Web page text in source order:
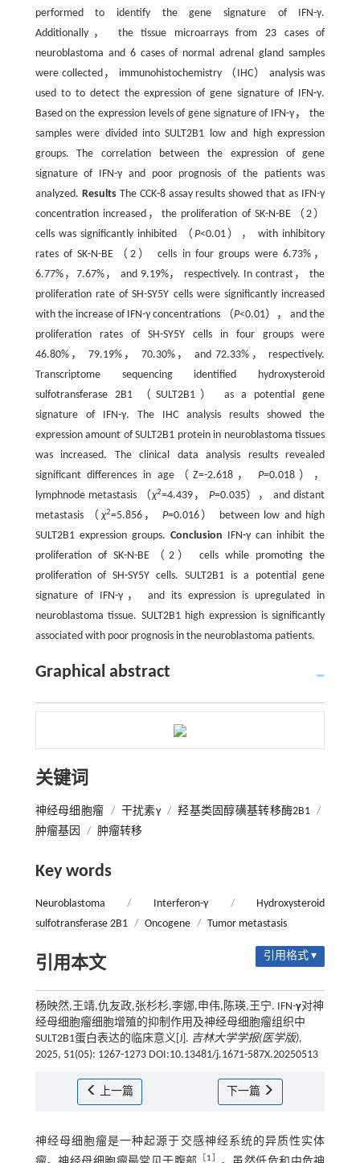
performed to identify the gene signature of IFN-γ.
Additionally， the tissue microarrays from 23 cases of
neuroblastoma and 6 cases of normal adrenal gland samples
were collected， immunohistochemistry （IHC） analysis was
used to to detect the expression of gene signature of IFN-γ.
Based on the expression levels of gene signature of IFN-γ， the
samples were divided into SULT2B1 low and high expression
groups. The correlation between the expression of gene
signature of IFN-γ and poor prognosis of the patients was
analyzed. ResultsThe CCK-8 assay results showed that as IFN-γ
concentration increased，the proliferation of SK-N-BE（2）
cells was significantly inhibited （ P<0.01）， with inhibitory
rates of SK-N-BE（2） cells in four groups were 6.73%，
6.77%，7.67%， and 9.19%， respectively. In contrast， the
proliferation rate of SH-SY5Y cells were significantly increased
with the increase of IFN-γ concentrations （P<0.01）， and the
proliferation rates of SH-SY5Y cells in four groups were
46.80%， 79.19%， 70.30%， and 72.33%， respectively.
Transcriptome sequencing identified hydroxysteroid
sulfotransferase 2B1 （SULT2B1） as a potential gene
signature of IFN-γ. The IHC analysis results showed the
expression amount of SULT2B1 protein in neuroblastoma tissues
was increased. The clinical data analysis results revealed
significant differences in age（Z=-2.618，P=0.018），
lymphnode metastasis （χ2=4.439， P=0.035）， and distant
metastasis （ χ2=5.856， P=0.016） between low and high
SULT2B1 expression groups. Conclusion IFN-γ can inhibit the
proliferation of SK-N-BE（2） cells while promoting the
proliferation of SH-SY5Y cells. SULT2B1 is a potential gene
signature of IFN-γ， and its expression is upregulated in
neuroblastoma tissue. SULT2B1 high expression is significantly
associated with poor prognosis in the neuroblastoma patients.
Graphical abstract
关键词
神经母细胞瘤 / 干扰素γ / 羟基类固醇磺基转移酶2B1 /
肿瘤基因
/ 肿瘤转移
Key words
Neuroblastoma / Interferon-γ /
Hydroxysteroid
sulfotransferase 2B1 / Oncogene / Tumor metastasis
引用本文 引用格式 ▾
杨映然,王靖,仇友政,张杉杉,李娜,申伟,陈瑛,王宁. IFN-γ对神
经母细胞瘤细胞增殖的抑制作用及神经母细胞瘤组织中
SULT2B1蛋白表达的临床意义[J]. 吉林大学学报(医学版),
2025, 51(05): 1267-1273 DOI:10.13481/j.1671-587X.20250513
上一篇 下一篇
神经母细胞瘤是一种起源于交感神经系统的异质性实体
1